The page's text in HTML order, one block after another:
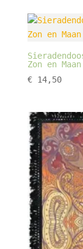
€
Zon en Maan
€14,50